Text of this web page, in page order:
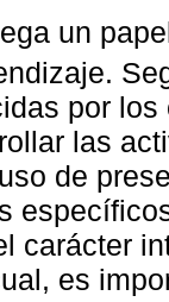
un
por
las
de
carácter
es